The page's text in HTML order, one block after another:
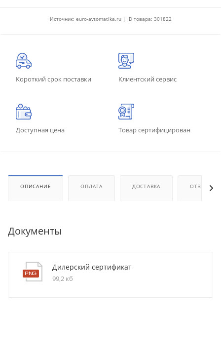
Источник: euro-avtomatika.ru | ID товара: 301822
Короткий срок поставки Клиентский сервис
Доступная цена Товар сертифицирован
ОПИСАНИЕ ОПЛАТА ДОСТАВКА ОТЗЫВЫ
Документы
Дилерский сертификат
99,2 кб